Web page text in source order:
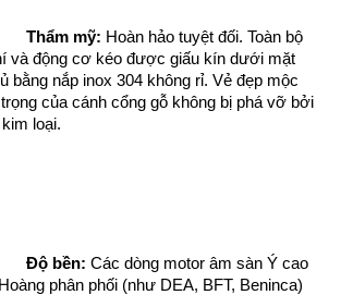
Thẩm mỹ: Hoàn hảo tuyệt đối. Toàn bộ
và động cơ kéo được giấu kín dưới mặt
bằng nắp inox 304 không rỉ. Vẻ đẹp mộc
của cánh cổng gỗ không bị phá vỡ bởi
loại.
Độ bền: Các dòng motor âm sàn Ý cao
phân phối (như DEA, BFT, Beninca)